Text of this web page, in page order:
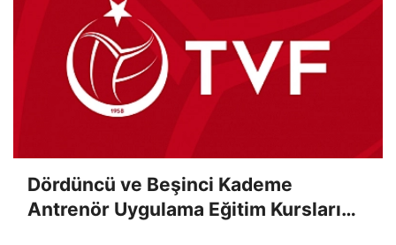
Dördüncü ve Beşinci Kademe
Antrenör Uygulama Eğitim Kursları